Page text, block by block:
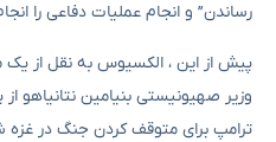
رساندن” و انجام عملیات دفاعی را
پیش از این ، الکسیوس به نقل از یک
وزیر صهیونیستی بنیامین نتانیاهو
ترامپ برای متوقف کردن جنگ در